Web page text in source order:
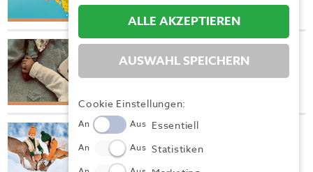
Alaaf und Helau!
BAUCH ÜBER HERZ: KOLUMNE ÜBER FAMILIE UND
ANDERE A...
25.11.23
TIPPS FÜR TRAUMHAFT SCHÖNE WINTERAUSFLÜGE
MIT DER...
ALLE AKZEPTIEREN
AUSWAHL SPEICHERN
Cookie Einstellungen:
An Aus Essentiell
An Aus Statistiken